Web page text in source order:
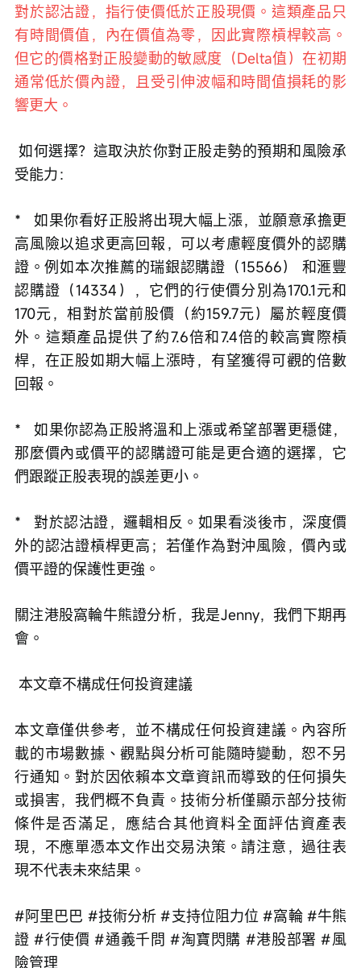
對於認沽證，指行使價低於正股現價。這類產品只
有時間價值，內在價值為零，因此實際槓桿較高。
但它的價格對正股變動的敏感度（Delta值）在初期
通常低於價內證，且受引伸波幅和時間值損耗的影
響更大。
如何選擇？這取決於你對正股走勢的預期和風險承
受能力：
*   如果你看好正股將出現大幅上漲，並願意承擔更
高風險以追求更高回報，可以考慮輕度價外的認購
證。例如本次推薦的瑞銀認購證（15566） 和滙豐
認購證（14334），它們的行使價分別為170.1元和
170元，相對於當前股價（約159.7元）屬於輕度價
外。這類產品提供了約7.6倍和7.4倍的較高實際槓
桿，在正股如期大幅上漲時，有望獲得可觀的倍數
回報。
*   如果你認為正股將溫和上漲或希望部署更穩健，
那麼價內或價平的認購證可能是更合適的選擇，它
們跟蹤正股表現的誤差更小。
*   對於認沽證，邏輯相反。如果看淡後市，深度價
外的認沽證槓桿更高；若僅作為對沖風險，價內或
價平證的保護性更強。
關注港股窩輪牛熊證分析，我是Jenny，我們下期再
會。
本文章不構成任何投資建議
本文章僅供參考，並不構成任何投資建議。內容所
載的市場數據、觀點與分析可能隨時變動，恕不另
行通知。對於因依賴本文章資訊而導致的任何損失
或損害，我們概不負責。技術分析僅顯示部分技術
條件是否滿足，應結合其他資料全面評估資產表
現，不應單憑本文作出交易決策。請注意，過往表
現不代表未來結果。
#阿里巴巴 #技術分析 #支持位阻力位 #窩輪 #牛熊
證 #行使價 #通義千問 #淘寶閃購 #港股部署 #風
險管理